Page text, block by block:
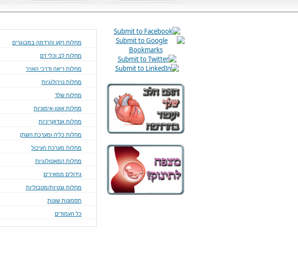
מחלות רקע והרדמה במבוגרים
מחלות לב וכלי דם
מחלות ריאה ודרכי האויר
מחלות נוירולוגיות
מחלות שלד
מחלות אוטו-אימוניות
מחלות אנדוקריניות
מחלות כליה ומערכת השתן
מחלות מערכת העיכול
מחלות המאטולוגיות
גידולים ממאירים
מחלות גנטיות/מטבוליות
תסמונות שונות
כל העמודים